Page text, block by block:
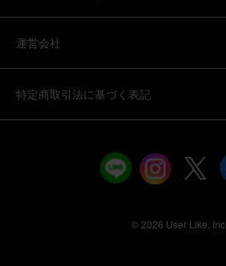
運営会社
特定商取引法に基づく表記
©︎ 2026 User Like, Inc.